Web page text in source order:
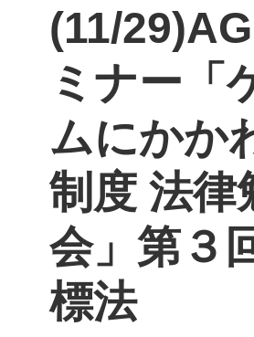
(11/
ミナー「
ムにかか
制度 法律
会」第３
標法